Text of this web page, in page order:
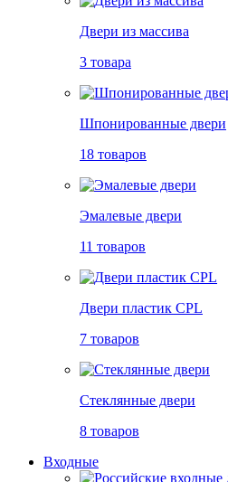
Двери из массива
3 товара
Шпонированные двери
18 товаров
Эмалевые двери
11 товаров
Двери пластик CPL
7 товаров
Стеклянные двери
8 товаров
Входные